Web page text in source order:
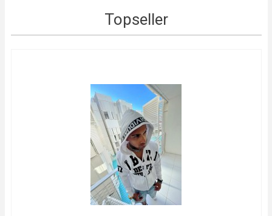
Topseller